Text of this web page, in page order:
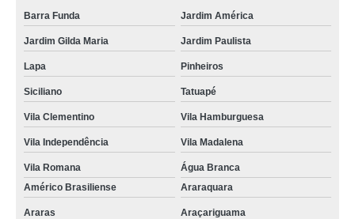
Barra Funda Jardim América
Jardim Gilda Maria Jardim Paulista
Lapa Pinheiros
Siciliano Tatuapé
Vila Clementino Vila Hamburguesa
Vila Independência Vila Madalena
Vila Romana
Água Branca
Américo Brasiliense
Araraquara
Araras Araçariguama